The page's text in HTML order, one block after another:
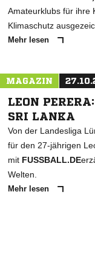
Amateurklubs für ihre
Klimaschutz
Mehr lesen
MAGAZIN
LEON
SRI LANKA
Von der Landesliga
für den 27-jährigen
mit FUSSBALL.DE
Welten.
Mehr lesen